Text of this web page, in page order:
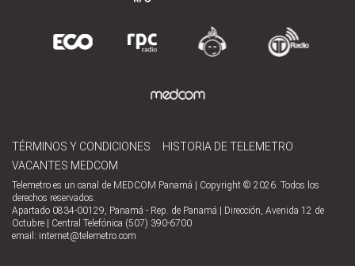
TÉRMINOS Y CONDICIONES
HISTORIA DE TELEMETRO
VACANTES MEDCOM
Telemetro es un canal de MEDCOM Panamá | Copyright © 2026. Todos los
derechos reservados.
Apartado 0834-00129, Panamá - Rep. de Panamá | Dirección, Avenida 12 de
Octubre | Central Telefónica (507) 390-6700
email: internet@telemetro.com